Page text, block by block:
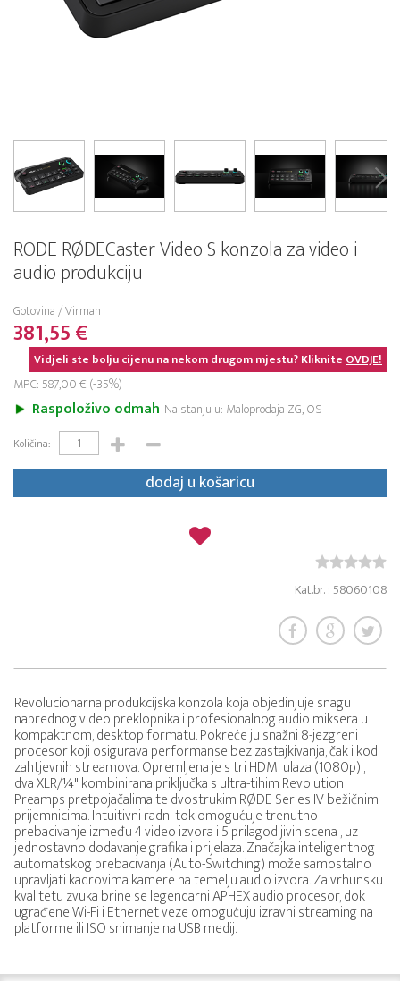
RODE RØDECaster Video S konzola za video i
audio produkciju
Gotovina / Virman
381,55 €
Vidjeli ste bolju cijenu na nekom drugom mjestu? KlikniteOVDJE!
MPC: 587,00 € (-35%)
Raspoloživo odmah Na stanju u: Maloprodaja ZG, OS
Količina:
dodaj u košaricu
Kat.br. : 58060108
Revolucionarna produkcijska konzola koja objedinjuje snagu
naprednog video preklopnika i profesionalnog audio miksera u
kompaktnom, desktop formatu. Pokreće ju snažni 8-jezgreni
procesor koji osigurava performanse bez zastajkivanja, čak i kod
zahtjevnih streamova. Opremljena je s tri HDMI ulaza (1080p) ,
dva XLR/¼" kombinirana priključka s ultra-tihim Revolution
Preamps pretpojačalima te dvostrukim RØDE Series IV bežičnim
prijemnicima. Intuitivni radni tok omogućuje trenutno
prebacivanje između 4 video izvora i 5 prilagodljivih scena , uz
jednostavno dodavanje grafika i prijelaza. Značajka inteligentnog
automatskog prebacivanja (Auto-Switching) može samostalno
upravljati kadrovima kamere na temelju audio izvora. Za vrhunsku
kvalitetu zvuka brine se legendarni APHEX audio procesor, dok
ugrađene Wi-Fi i Ethernet veze omogućuju izravni streaming na
platforme ili ISO snimanje na USB medij.